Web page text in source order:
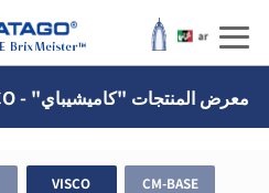
معرض المنتجات "كاميشيباي" - VISCO -
CM-BASE
VISCO